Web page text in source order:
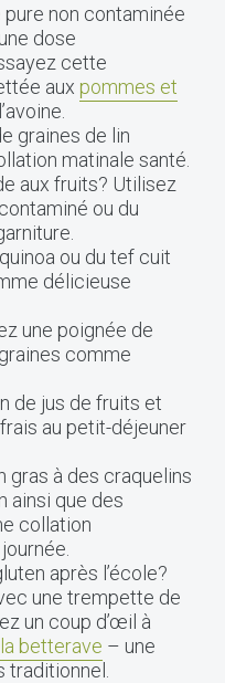
non contaminée
dose
cette
aux pommes et
graines de lin
matinale santé.
aux fruits? Utilisez
ou du
ou du tef cuit
délicieuse
une poignée de
comme
de jus de fruits et
au petit-déjeuner
gras à des craquelins
ainsi que des
collation
après l’école?
une trempette de
un coup d’œil à
betterave – une
traditionnel.